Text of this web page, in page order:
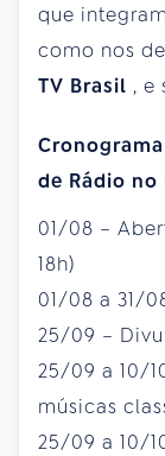
que
como nos
TV Brasil , e
de Rádio no
01/08 –
18h)
01/08 a 31/
25/09 –
25/09 a 10/
músicas
25/09 a 10/